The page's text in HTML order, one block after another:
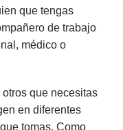
que tengas
de trabajo
médico o
que necesitas
en diferentes
tomas. Como